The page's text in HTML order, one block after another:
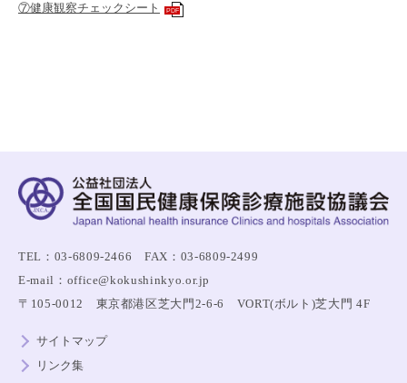
⑦健康観察チェックシート PDF
TEL：03-6809-2466 FAX：03-6809-2499
E-mail：office@kokushinkyo.or.jp
〒105-0012 東京都港区芝大門2-6-6 VORT(ボルト)芝大門 4F
サイトマップ
リンク集